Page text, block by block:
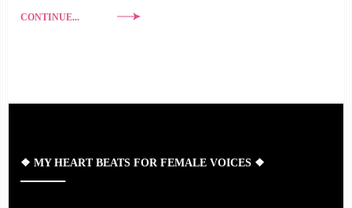
CONTINUE...
❖ MY HEART BEATS FOR FEMALE VOICES ❖